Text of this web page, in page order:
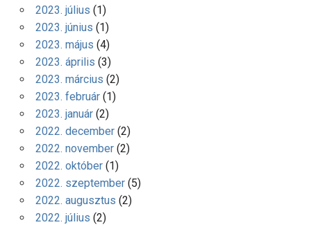
2023. július (1)
2023. június (1)
2023. május (4)
2023. április (3)
2023. március (2)
2023. február(1)
2023. január(2)
2022. december(2)
2022. november(2)
2022. október(1)
2022. szeptember(5)
2022. augusztus (2)
2022. július (2)